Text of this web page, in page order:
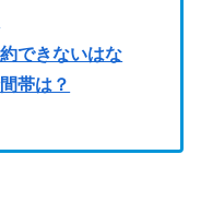
できないはな
帯は？